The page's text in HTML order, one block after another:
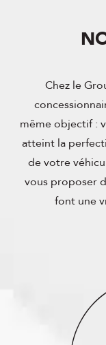
Chez le
même objectif :
atteint la
de votre
vous proposer
font une